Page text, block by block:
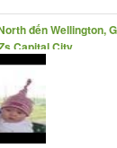
đến Wellington,
Capital City